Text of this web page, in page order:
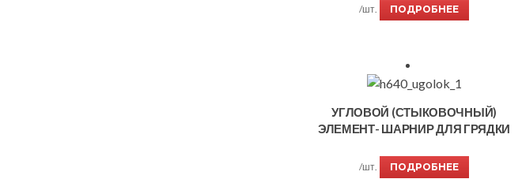
/шт. ПОДРОБНЕЕ
УГЛОВОЙ (СТЫКОВОЧНЫЙ)
ЭЛЕМЕНТ- ШАРНИР ДЛЯ ГРЯДКИ
/шт. ПОДРОБНЕЕ